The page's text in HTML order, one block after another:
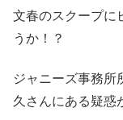
文春のスクープに
うか！？
ジャニーズ事務所
久さんにある疑惑